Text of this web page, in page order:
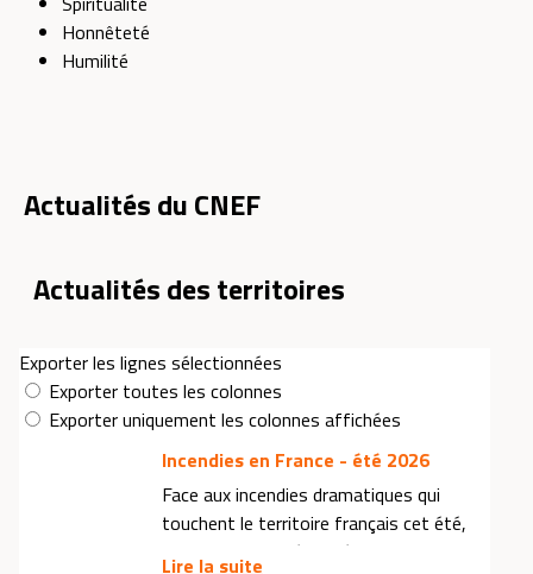
Honnêteté
Humilité
Actualités du CNEF
Actualités des territoires